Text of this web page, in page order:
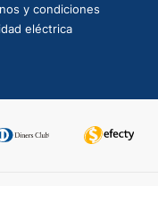
y condiciones
eléctrica